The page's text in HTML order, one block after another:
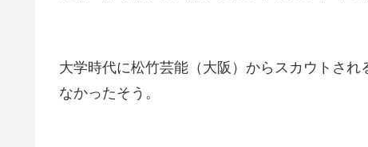
大学時代に松竹芸能（大阪）からスカウトさ
なかったそう。